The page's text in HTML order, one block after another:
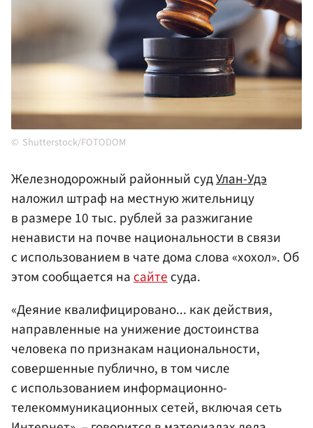
Shutterstock/FOTODOM
Железнодорожный районный судУлан-Удэ
наложил штраф на местную жительницу
в размере 10 тыс. рублей за разжигание
ненависти на почве национальности в связи
с использованием в чате дома слова «хохол». Об
этом сообщается насайтесуда.
«Деяние квалифицировано... как действия,
направленные на унижение достоинства
человека по признакам национальности,
совершенные публично, в том числе
с использованием информационно-
телекоммуникационных сетей, включая сеть